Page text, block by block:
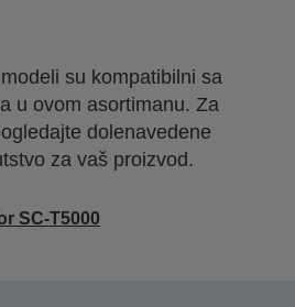
su kompatibilni sa
u ovom asortimanu. Za
dolenavedene
za vaš proizvod.
SC-T5000